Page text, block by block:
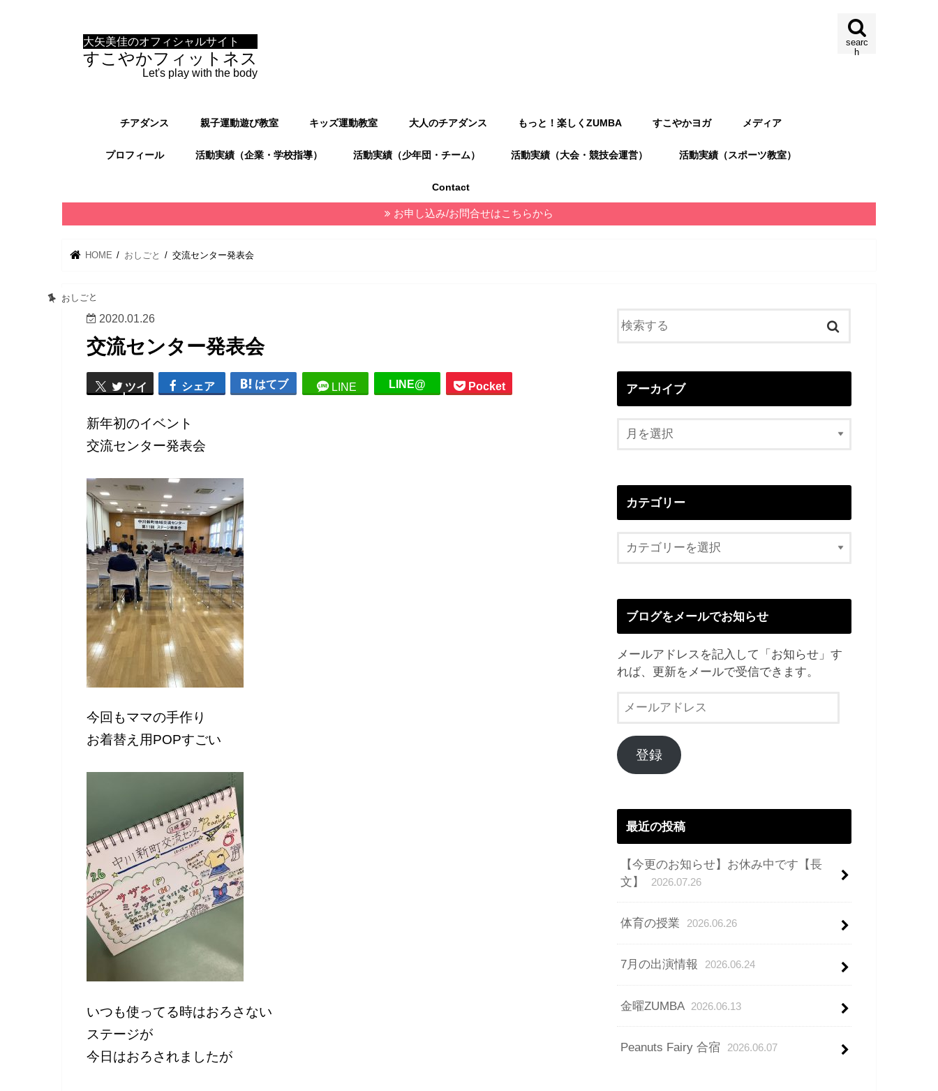
大矢美佳のオフィシャルサイト
すこやかフィットネス
Let's play with the body
searc
h
チアダンス 親子運動遊び教室 キッズ運動教室 大人のチアダンス もっと！楽しくZUMBA すこやかヨガ メディア
プロフィール 活動実績（企業・学校指導） 活動実績（少年団・チーム） 活動実績（大会・競技会運営） 活動実績（スポーツ教室）
Contact
お申し込み/お問合せはこちらから
HOME おしごと 交流センター発表会
おしごと
2020.01.26
交流センター発表会
ツイ
ート
シェア はてブ LINE LINE@ Pocket
新年初のイベント
交流センター発表会
今回もママの手作り
お着替え用POPすごい
いつも使ってる時はおろさない
ステージが
今日はおろされましたが
アーカイブ
カテゴリー
ブログをメールでお知らせ
メールアドレスを記入して「お知らせ」す
れば、更新をメールで受信できます。
ル
ア
ド
登録
最近の投稿
【今更のお知らせ】お休み中です【長
文】
2026.07.26
体育の授業 2026.06.26
7月の出演情報 2026.06.24
金曜ZUMBA 2026.06.13
Peanuts Fairy 合宿 2026.06.07